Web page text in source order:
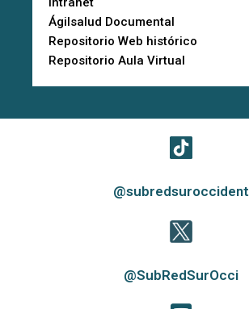
Ágilsalud Documental
Repositorio Web histórico
Repositorio Aula Virtual
@subredsuroccident
@SubRedSurOcci